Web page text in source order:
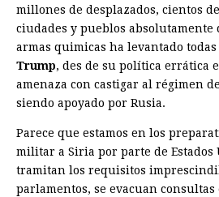
millones de desplazados, cientos
ciudades y pueblos absolutamente
armas quimicas ha levantado todas
Trump, des de su política errática
amenaza con castigar al régimen
siendo apoyado por Rusia.
Parece que estamos en los
militar a Siria por parte de Estados
tramitan los requisitos
parlamentos, se evacuan consultas